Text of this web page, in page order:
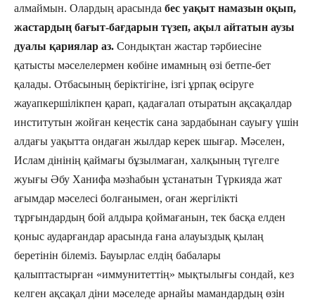
алмаймын. Олардың арасында бес уақыт намазын оқып,
жастардың бағыт-бағдарын түзеп, ақыл айтатын аузы
дуалы қариялар аз. Сондықтан жастар тәрбиесіне
қатысты мәселелермен көбіне имамның өзі бетпе-бет
қалады. Отбасының беріктігіне, ізгі ұрпақ өсіруге
жауапкершілікпен қарап, қадағалап отыратын ақсақалдар
институтын жойған кеңестік сана зардабынан сауығу үшін
алдағы уақытта ондаған жылдар керек шығар. Мәселен,
Ислам дінінің қаймағы бұзылмаған, халқының түгелге
жуығы Әбу Ханифа мәзһабын ұстанатын Түркияда жат
ағымдар мәселесі болғанымен, оған жергілікті
тұрғындардың бой алдыра қоймағанын, тек басқа елден
қоныс аударғандар арасында ғана алауыздық қылаң
беретінін білеміз. Бауырлас елдің бабалары
қалыптастырған «иммунитеттің» мықтылығы сондай, кез
келген ақсақал діни мәселеде арнайы мамандардың өзін